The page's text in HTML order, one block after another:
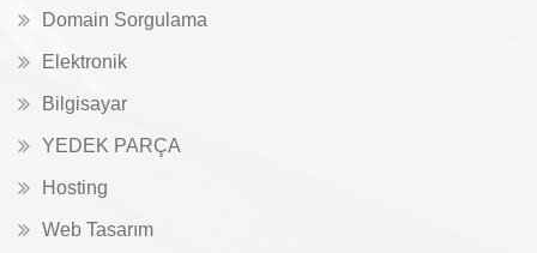
Domain Sorgulama
Elektronik
Bilgisayar
YEDEK PARÇA
Hosting
Web Tasarım